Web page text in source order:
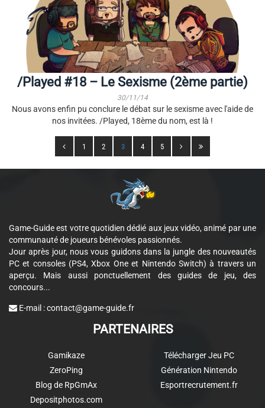
/Played #18 – Le Sexisme (2ème partie)
30/11/14
Nous avons enfin pu conclure le débat sur le sexisme avec l'aide de
nos invitées. /Played, 18ème du nom, est là !
1 2 3 4 5
Game-Guide est votre quotidien dédié aux jeux vidéo, animé par une
communauté de joueurs bénévoles passionnés.
Jour après jour, nous vous guidons dans la jungle des nouveautés
PC et consoles (PS4, Xbox One et Nintendo Switch) à travers un
aperçu. Mais aussi ponctuellement des guides de jeu, des
concours...
E-mail :contact@game-guide.fr
PARTENAIRES
Gamikaze
ZeroPing
Blog de RpGmAx
Depositphotos.com
Télécharger Jeu PC
Génération Nintendo
Esportrecrutement.fr